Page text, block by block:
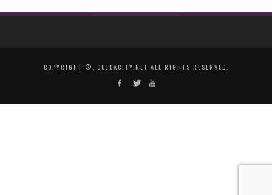
COPYRIGHT ©, OUJDACITY.NET ALL RIGHTS RESERVED.